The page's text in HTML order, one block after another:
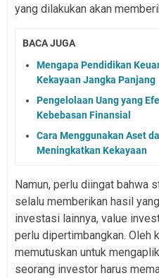
yang dilakukan akan
BACA JUGA
Mengapa Pendidikan
Kekayaan Jangka Panjang
Pengelolaan Uang yang
Kebebasan Finansial
Cara Menggunakan Aset
Meningkatkan Kekayaan
Namun, perlu diingat bahwa
selalu memberikan hasil
investasi lainnya, value
perlu dipertimbangkan. Oleh
memutuskan untuk
seorang investor harus